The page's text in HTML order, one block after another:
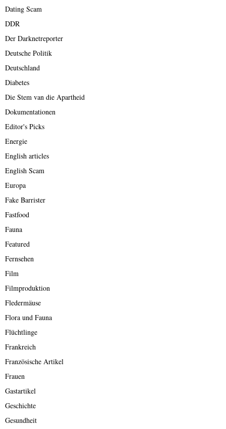
Dating Scam
DDR
Der Darknetreporter
Deutsche Politik
Deutschland
Diabetes
Die Stem van die Apartheid
Dokumentationen
Editor's Picks
Energie
English articles
English Scam
Europa
Fake Barrister
Fastfood
Fauna
Featured
Fernsehen
Film
Filmproduktion
Fledermäuse
Flora und Fauna
Flüchtlinge
Frankreich
Französische Artikel
Frauen
Gastartikel
Geschichte
Gesundheit